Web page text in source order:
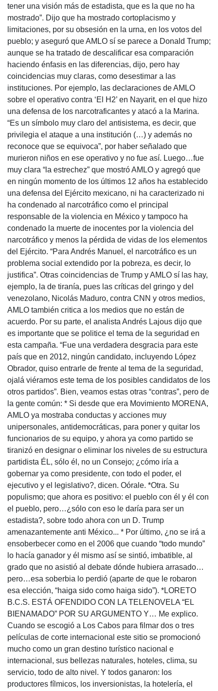
tener una visión más de estadista, que es la que no ha
mostrado”. Dijo que ha mostrado cortoplacismo y
limitaciones, por su obsesión en la urna, en los votos del
pueblo; y aseguró que AMLO sí se parece a Donald Trump;
aunque se ha tratado de descalificar esa comparación
haciendo énfasis en las diferencias, dijo, pero hay
coincidencias muy claras, como desestimar a las
instituciones. Por ejemplo, las declaraciones de AMLO
sobre el operativo contra ‘El H2’ en Nayarit, en el que hizo
una defensa de los narcotraficantes y atacó a la Marina.
“Es un símbolo muy claro del antisistema, es decir, que
privilegia el ataque a una institución (…) y además no
reconoce que se equivoca”, por haber señalado que
murieron niños en ese operativo y no fue así. Luego…fue
muy clara “la estrechez” que mostró AMLO y agregó que
en ningún momento de los últimos 12 años ha establecido
una defensa del Ejército mexicano, ni ha caracterizado ni
ha condenado al narcotráfico como el principal
responsable de la violencia en México y tampoco ha
condenado la muerte de inocentes por la violencia del
narcotráfico y menos la pérdida de vidas de los elementos
del Ejército. “Para Andrés Manuel, el narcotráfico es un
problema social extendido por la pobreza, es decir, lo
justifica”. Otras coincidencias de Trump y AMLO sí las hay,
ejemplo, la de tiranía, pues las críticas del gringo y del
venezolano, Nicolás Maduro, contra CNN y otros medios,
AMLO también critica a los medios que no están de
acuerdo. Por su parte, el analista Andrés Lajous dijo que
es importante que se politice el tema de la seguridad en
esta campaña. “Fue una verdadera desgracia para este
país que en 2012, ningún candidato, incluyendo López
Obrador, quiso entrarle de frente al tema de la seguridad,
ojalá viéramos este tema de los posibles candidatos de los
otros partidos”. Bien, veamos estas otras “contras”, pero de
la gente común: * Si desde que era Movimiento MORENA,
AMLO ya mostraba conductas y acciones muy
unipersonales, antidemocráticas, para poner y quitar los
funcionarios de su equipo, y ahora ya como partido se
tiranizó en designar o eliminar los niveles de su estructura
partidista ÉL, sólo él, no un Consejo; ¿cómo iría a
gobernar ya como presidente, con todo el poder, el
ejecutivo y el legislativo?, dicen. Oórale. *Otra. Su
populismo; que ahora es positivo: el pueblo con él y él con
el pueblo, pero…¿sólo con eso le daría para ser un
estadista?, sobre todo ahora con un D. Trump
amenazantemente anti México... * Por último, ¿no se irá a
ensoberbecer como en el 2006 que cuando “todo mundo”
lo hacía ganador y él mismo así se sintió, imbatible, al
grado que no asistió al debate dónde hubiera arrasado…
pero…esa soberbia lo perdió (aparte de que le robaron
esa elección, “haiga sido como haiga sido”). *LORETO
B.C.S. ESTÁ OFENDIDO CON LA TELENOVELA “EL
BIENAMADO” POR SU ARGUMENTO Y… Me explico.
Cuando se escogió a Los Cabos para filmar dos o tres
películas de corte internacional este sitio se promocionó
mucho como un gran destino turístico nacional e
internacional, sus bellezas naturales, hoteles, clima, su
servicio, todo de alto nivel. Y todos ganaron: los
productores fílmicos, los inversionistas, la hotelería, el